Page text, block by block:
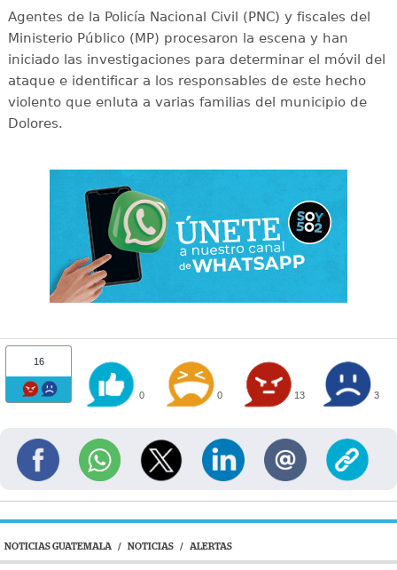
Agentes de la Policía Nacional Civil (PNC) y fiscales del
Ministerio Público (MP) procesaron la escena y han
iniciado las investigaciones para determinar el móvil del
ataque e identificar a los responsables de este hecho
violento que enluta a varias familias del municipio de
Dolores.
16
0 0 13 3
NOTICIAS GUATEMALA / NOTICIAS / ALERTAS